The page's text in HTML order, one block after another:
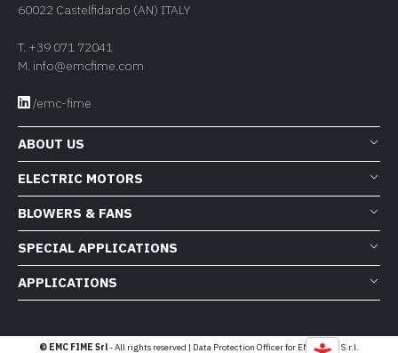
60022 Castelfidardo (AN) ITALY
T. +39 071 72041
M. info@emcfime.com
/emc-fime
ABOUT US
ELECTRIC MOTORS
BLOWERS & FANS
SPECIAL APPLICATIONS
APPLICATIONS
© EMC FIME Srl- All rights reserved | Data Protection Officer for EMC FIME S.r.l.